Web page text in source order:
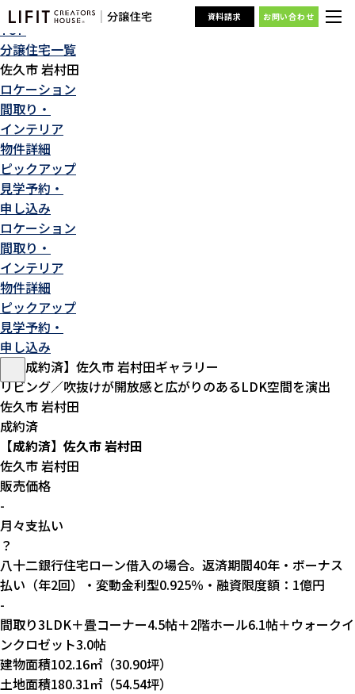
資料請求 お問い合わせ
分譲住宅情報
TOP
分譲住宅一覧
佐久市 岩村田
ロケーション
間取り・
インテリア
物件詳細
ピックアップ
見学予約・
申し込み
ロケーション
間取り・
インテリア
物件詳細
ピックアップ
見学予約・
申し込み
リビング／吹抜けが開放感と広がりのあるLDK空間を演出
佐久市 岩村田
成約済
【成約済】佐久市 岩村田
佐久市 岩村田
販売価格
-
月々支払い
？
八十二銀行住宅ローン借入の場合。返済期間40年・ボーナス
払い（年2回）・変動金利型0.925％・融資限度額：1億円
-
間取り3LDK＋畳コーナー4.5帖＋2階ホール6.1帖＋ウォークイ
ンクロゼット3.0帖
建物面積102.16㎡（30.90坪）
土地面積180.31㎡（54.54坪）